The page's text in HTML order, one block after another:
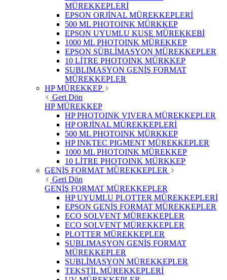
MÜREKKEPLERİ
EPSON ORJİNAL MÜREKKEPLERİ
500 ML PHOTOINK MÜRKKEP
EPSON UYUMLU KUŞE MÜREKKEBİ
1000 ML PHOTOINK MÜREKKEP
EPSON SÜBLİMASYON MÜREKKEPLER
10 LİTRE PHOTOINK MÜRKKEP
SUBLIMASYON GENİŞ FORMAT
MÜREKKEPLER
HP MÜREKKEP
Geri Dön
HP MÜREKKEP
HP PHOTOINK VIVERA MÜREKKEPLER
HP ORJİNAL MÜREKKEPLERİ
500 ML PHOTOINK MÜRKKEP
HP INKTEC PIGMENT MÜREKKEPLER
1000 ML PHOTOINK MÜREKKEP
10 LİTRE PHOTOINK MÜRKKEP
GENİŞ FORMAT MÜREKKEPLER
Geri Dön
GENİŞ FORMAT MÜREKKEPLER
HP UYUMLU PLOTTER MÜREKKEPLERİ
EPSON GENİŞ FORMAT MÜREKKEPLER
ECO SOLVENT MÜREKKEPLER
ECO SOLVENT MÜREKKEPLER
PLOTTER MÜREKKEPLER
SUBLIMASYON GENİŞ FORMAT
MÜREKKEPLER
SUBLİMASYON MÜREKKEPLER
TEKSTİL MÜREKKEPLERİ